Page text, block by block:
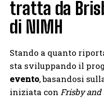
tratta da
di NIMH
Stando a quanto
sta sviluppando il
evento, basandosi
iniziata con Frisby and